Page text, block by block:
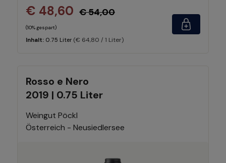
€ 48,60 € 54,00
(10% gespart)
Inhalt: 0.75 Liter (€ 64,80 / 1 Liter)
Rosso e Nero
2019 | 0.75 Liter
Weingut Pöckl
Österreich - Neusiedlersee